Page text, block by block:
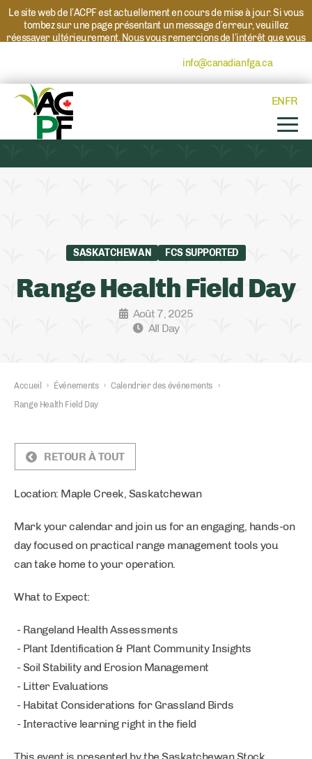
Le site web de l’ACPF est actuellement en cours de mise à jour. Si vous
tombez sur une page présentant un message d’erreur, veuillez
réessayer ultérieurement. Nous vous remercions de l’intérêt que vous
info@canadianfga.caet nous
ENFR
SASKATCHEWAN FCS SUPPORTED
Range Health Field Day
Août 7, 2025
All Day
Accueil › Événements › Calendrier des événements
›
Range Health Field Day
RETOUR À TOUT
Location: Maple Creek, Saskatchewan
Mark your calendar and join us for an engaging, hands-on
day focused on practical range management tools you
can take home to your operation.
What to Expect:
- Rangeland Health Assessments
- Plant Identification & Plant Community Insights
- Soil Stability and Erosion Management
- Litter Evaluations
- Habitat Considerations for Grassland Birds
- Interactive learning right in the field